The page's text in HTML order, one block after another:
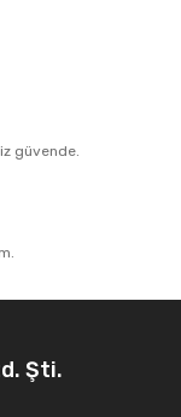
güvende.
Şti.